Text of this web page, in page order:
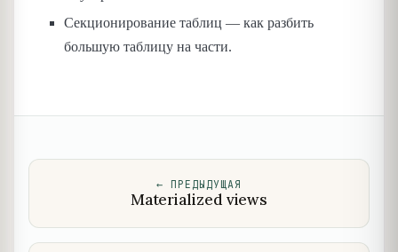
Секционирование таблиц — как разбить
большую таблицу на части.
← ПРЕДЫДУЩАЯ
Materialized views